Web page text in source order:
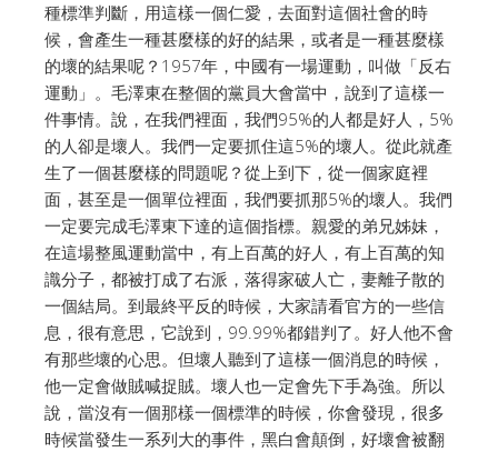
種標準判斷，用這樣一個仁愛，去面對這個社會的時
候，會產生一種甚麼樣的好的結果，或者是一種甚麼樣
的壞的結果呢？1957年，中國有一場運動，叫做「反右
運動」。毛澤東在整個的黨員大會當中，說到了這樣一
件事情。說，在我們裡面，我們95%的人都是好人，5%
的人卻是壞人。我們一定要抓住這5%的壞人。從此就產
生了一個甚麼樣的問題呢？從上到下，從一個家庭裡
面，甚至是一個單位裡面，我們要抓那5%的壞人。我們
一定要完成毛澤東下達的這個指標。親愛的弟兄姊妹，
在這場整風運動當中，有上百萬的好人，有上百萬的知
識分子，都被打成了右派，落得家破人亡，妻離子散的
一個結局。到最終平反的時候，大家請看官方的一些信
息，很有意思，它說到，99.99%都錯判了。好人他不會
有那些壞的心思。但壞人聽到了這樣一個消息的時候，
他一定會做賊喊捉賊。壞人也一定會先下手為強。所以
說，當沒有一個那樣一個標準的時候，你會發現，很多
時候當發生一系列大的事件，黑白會顛倒，好壞會被翻